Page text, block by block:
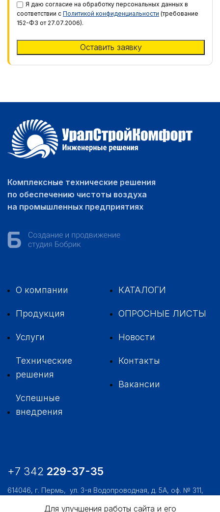
Я даю согласие на обработку персональных данных в
соответствии с Политикой конфиденциальности (требование
152-ФЗ от 27.07.2006).
Комплексные технические решения
по обеспечению чистоты воздуха
на промышленных предприятиях
О компании
Продукция
Услуги
Технические
решения
Успешные
внедрения
КАТАЛОГИ
ОПРОСНЫЕ ЛИСТЫ
Новости
Контакты
Вакансии
+7 342 229-37-35
614046, г. Пермь, ул. 3-я Водопроводная, д. 5А, оф. № 311,
Для улучшения работы сайта и его